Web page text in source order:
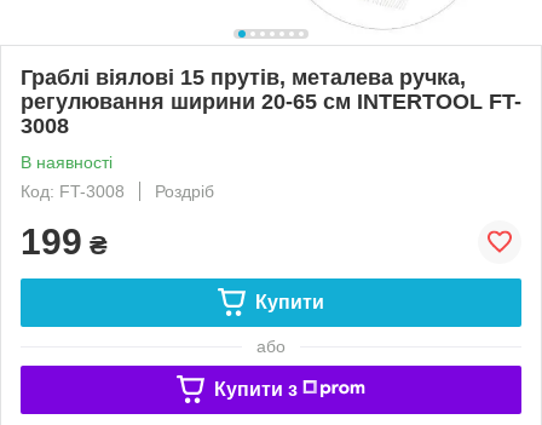
Граблі віялові 15 прутів, металева ручка,
регулювання ширини 20-65 см INTERTOOL FT-
3008
В наявності
Код: FT-3008
Роздріб
199 ₴
Купити
або
Купити з